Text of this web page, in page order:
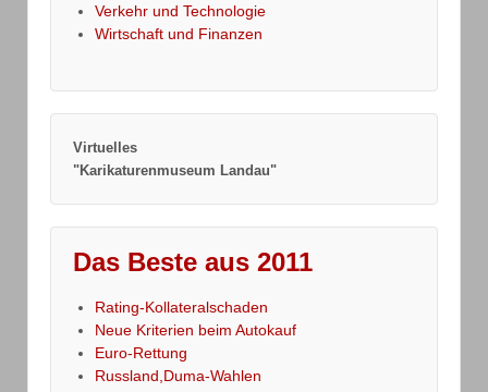
Verkehr und Technologie
Wirtschaft und Finanzen
Virtuelles
"Karikaturenmuseum Landau"
Das Beste aus 2011
Rating-Kollateralschaden
Neue Kriterien beim Autokauf
Euro-Rettung
Russland,Duma-Wahlen